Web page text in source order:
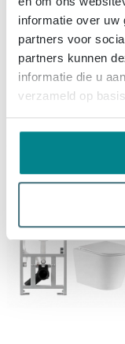
informatie over uw
partners voor
partners kunnen
informatie die u
verzameld op